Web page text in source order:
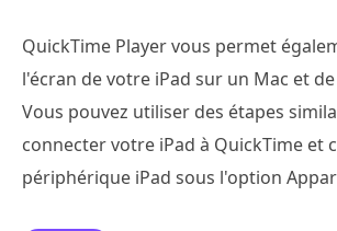
QuickTime Player vous permet
l'écran de votre iPad sur un Mac et
Vous pouvez utiliser des étapes
connecter votre iPad à QuickTime et
périphérique iPad sous l'option